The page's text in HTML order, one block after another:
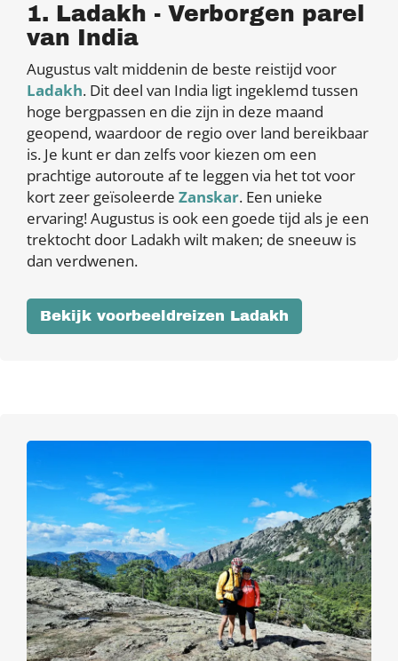
1. Ladakh - Verborgen parel
van India
Augustus valt middenin de beste reistijd voor
Ladakh. Dit deel van India ligt ingeklemd tussen
hoge bergpassen en die zijn in deze maand
geopend, waardoor de regio over land bereikbaar
is. Je kunt er dan zelfs voor kiezen om een
prachtige autoroute af te leggen via het tot voor
kort zeer geïsoleerde Zanskar. Een unieke
ervaring! Augustus is ook een goede tijd als je een
trektocht door Ladakh wilt maken; de sneeuw is
dan verdwenen.
Bekijk voorbeeldreizen Ladakh